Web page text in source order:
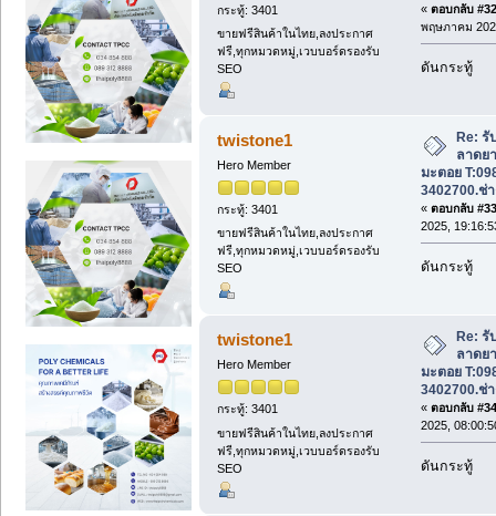
กระทู้: 3401
ขายฟรีสินค้าในไทย,ลงประกาศ
ฟรี,ทุกหมวดหมู่,เวบบอร์ดรองรับ
SEO
« ตอบกลับ
พฤษภาคม
ดันกระทู้
twistone1
Hero Member
กระทู้: 3401
ขายฟรีสินค้าในไทย,ลงประกาศ
ฟรี,ทุกหมวดหมู่,เวบบอร์ดรองรับ
SEO
Re: รั
ลาดย
มะตอย
3402700.ช่
« ตอบกลับ
2025,
ดันกระทู้
twistone1
Hero Member
กระทู้: 3401
ขายฟรีสินค้าในไทย,ลงประกาศ
ฟรี,ทุกหมวดหมู่,เวบบอร์ดรองรับ
SEO
Re: รั
ลาดย
มะตอย
3402700.ช่
« ตอบกลับ
2025,
ดันกระทู้